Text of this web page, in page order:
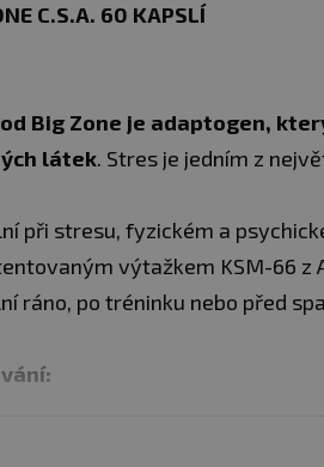
C.S.A. 60 KAPSLÍ
Big Zone je adaptogen,
látek. Stres je jedním z
při stresu, fyzickém a
výtažkem KSM-66 z
ráno, po tréninku nebo před